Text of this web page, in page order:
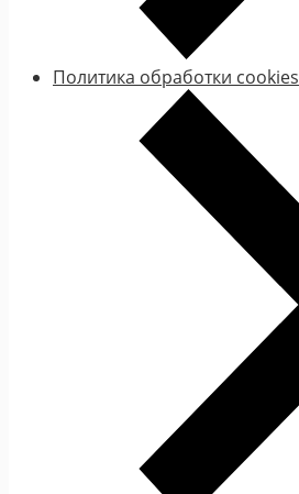
Политика обработки cookies